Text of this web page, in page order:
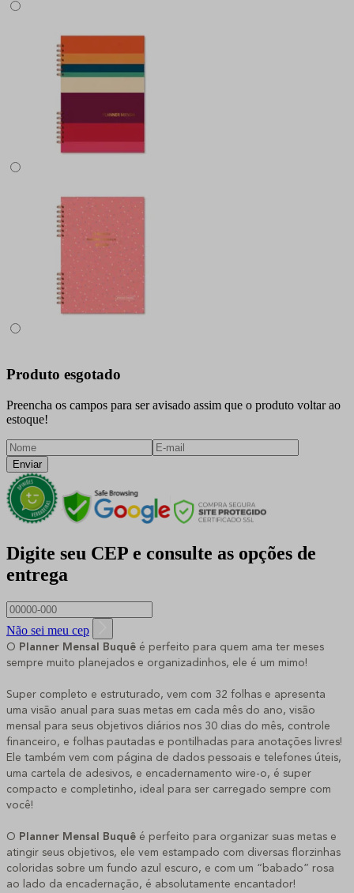
Produto esgotado
Preencha os campos para ser avisado assim que o produto voltar ao
estoque!
Enviar
Digite seu CEP e consulte as opções de
entrega
Não sei meu cep
O Planner Mensal Buquê é perfeito para quem ama ter meses
sempre muito planejados e organizadinhos, ele é um mimo!
Super completo e estruturado, vem com 32 folhas e apresenta
uma visão anual para suas metas em cada mês do ano, visão
mensal para seus objetivos diários nos 30 dias do mês, controle
financeiro, e folhas pautadas e pontilhadas para anotações livres!
Ele também vem com página de dados pessoais e telefones úteis,
uma cartela de adesivos, e encadernamento wire-o, é super
compacto e completinho, ideal para ser carregado sempre com
você!
O Planner Mensal Buquê é perfeito para organizar suas metas e
atingir seus objetivos, ele vem estampado com diversas florzinhas
coloridas sobre um fundo azul escuro, e com um “babado” rosa
ao lado da encadernação, é absolutamente encantador!